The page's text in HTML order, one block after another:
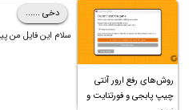
روش‌های رفع ارور آنتی
چیپ پابجی و فورتنایت و
دخی ......
سلام این فایل من